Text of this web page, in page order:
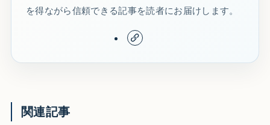
を得ながら信頼できる記事を読者にお届けします。
関連記事